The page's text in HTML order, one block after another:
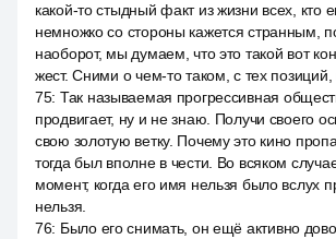
какой-то стыдный факт из жизни всех, кто
немножко со стороны кажется странным,
наоборот, мы думаем, что это такой вот
жест. Сними о чем-то таком, с тех позиций,
75: Так называемая прогрессивная
продвигает, ну и не знаю. Получи своего
свою золотую ветку. Почему это кино
тогда был вполне в чести. Во всяком
момент, когда его имя нельзя было вслух
нельзя.
76: Было его снимать, он ещё активно